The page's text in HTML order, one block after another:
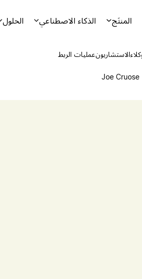
المنتَج الذكاء الاصطناعي الحلول
الاستشاريونعمليات الربط
Joe Cruose